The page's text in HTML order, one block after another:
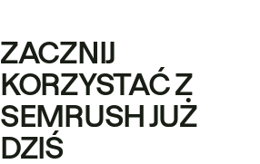
ZACZNIJ
KORZYSTAĆ Z
SEMRUSH JUŻ
DZIŚ